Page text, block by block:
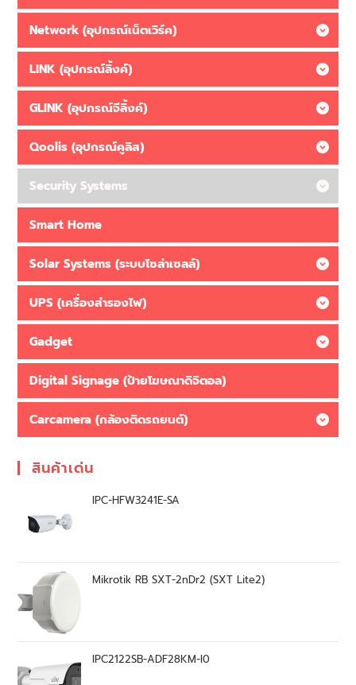
Network (อุปกรณ์เน็ตเวิร์ค)
LINK (อุปกรณ์ลิ้งค์)
GLINK (อุปกรณ์จีลิ้งค์)
Qoolis (อุปกรณ์คูลิส)
Security Systems
Smart Home
Solar Systems (ระบบโซล่าเซลล์)
UPS (เครื่องสำรองไฟ)
Gadget
Digital Signage (ป้ายโฆษณาดิจิตอล)
Carcamera (กล้องติดรถยนต์)
สินค้าเด่น
IPC-HFW3241E-SA
Mikrotik RB SXT-2nDr2 (SXT Lite2)
IPC2122SB-ADF28KM-I0